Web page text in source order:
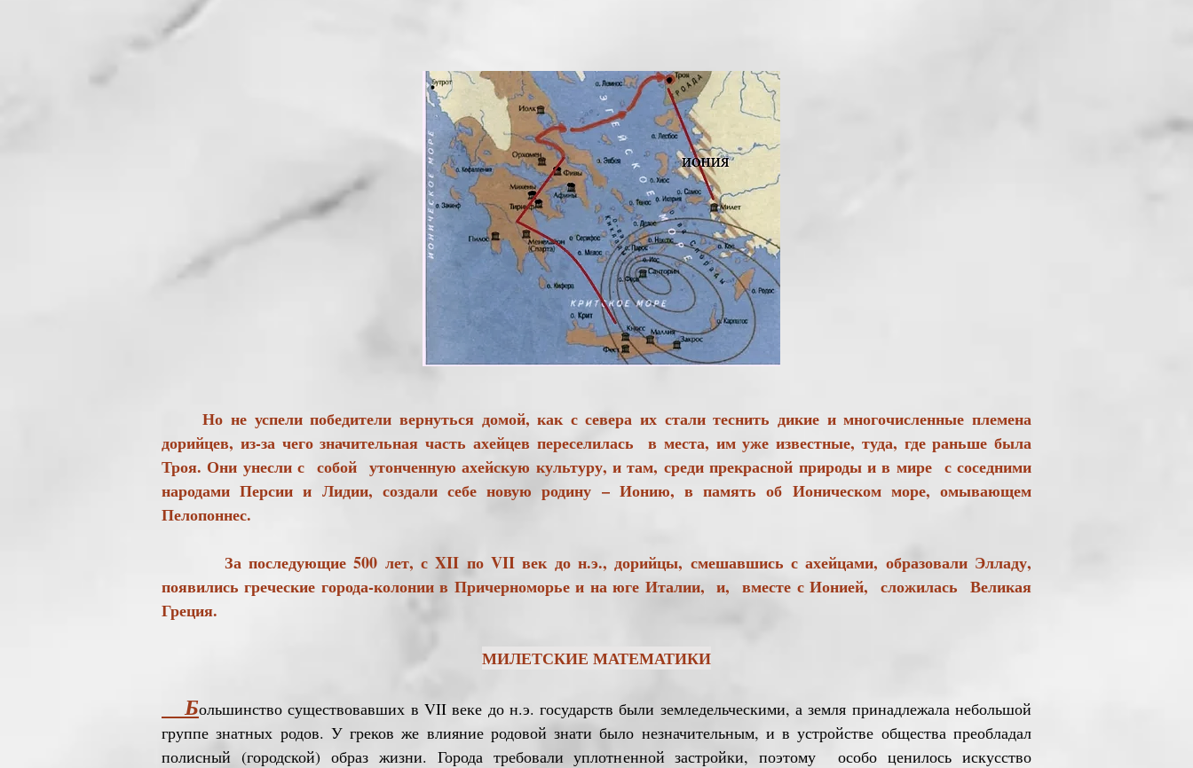
Но не успели победители вернуться домой, как с севера их стали теснить дикие и многочисленные племена
дорийцев, из-за чего значительная часть ахейцев переселилась в места, им уже известные, туда, где раньше была
Троя. Они унесли с собой утонченную ахейскую культуру, и там, среди прекрасной природы и в мире с соседними
народами Персии и Лидии, создали себе новую родину – Ионию, в память об Ионическом море, омывающем
Пелопоннес.
За последующие 500 лет, с XII по VII век до н.э., дорийцы, смешавшись с ахейцами, образовали Элладу,
появились греческие города-колонии в Причерноморье и на юге Италии, и, вместе с Ионией, сложилась Великая
Греция.
МИЛЕТСКИЕ МАТЕМАТИКИ
Большинство существовавших в VII веке до н.э. государств были земледельческими, а земля принадлежала небольшой
группе знатных родов. У греков же влияние родовой знати было незначительным, и в устройстве общества преобладал
полисный (городской) образ жизни. Города требовали уплотненной застройки, поэтому особо ценилось искусство